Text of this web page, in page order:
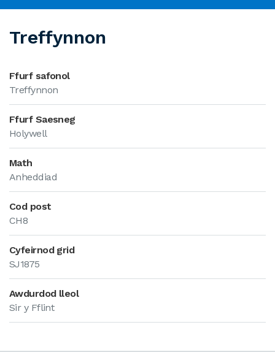
Treffynnon
Ffurf safonol
Treffynnon
Ffurf Saesneg
Holywell
Math
Anheddiad
Cod post
CH8
Cyfeirnod grid
SJ1875
Awdurdod lleol
Sir y Fflint